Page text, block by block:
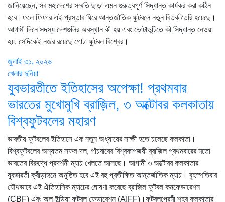
জানিয়েছেন, সব মহাদেশের সম্মতি ছাড়া এমন গুরুত্বপূর্ণ সিদ্ধান্ত কার্যকর করা কঠিন
হবে।ফলে ফিফার এই প্রস্তাব ঘিরে আন্তর্জাতিক ফুটবলে নতুন বিতর্ক তৈরি হয়েছে।
আগামী দিনে সদস্য দেশগুলির অবস্থান কী হয় এবং ভোটাভুটিতে কী সিদ্ধান্ত নেওয়া
হয়, সেদিকেই নজর রয়েছে গোটা ফুটবল বিশ্বের।
জুলাই ৩১, ২০২৬
খেলার দুনিয়া
যুবভারতীতে ইতিহাসের অপেক্ষা! প্রথমবার
ভারতের মুখোমুখি ব্রাজ়িল, ৩ অক্টোবর কলকাতায়
বিশ্বফুটবলের মহারণ
ভারতীয় ফুটবলের ইতিহাসে এক নতুন অধ্যায়ের সাক্ষী হতে চলেছে কলকাতা।
বিশ্বফুটবলের অন্যতম সফল দল, পাঁচবারের বিশ্বকাপজয়ী ব্রাজ়িল প্রথমবারের মতো
ভারতের বিরুদ্ধে প্রদর্শনী ম্যাচ খেলতে আসছে। আগামী ৩ অক্টোবর কলকাতার
যুবভারতী ক্রীড়াঙ্গনে অনুষ্ঠিত হবে এই বহু প্রতীক্ষিত আন্তর্জাতিক ম্যাচ। বৃহস্পতিবার
যৌথভাবে এই ঐতিহাসিক ম্যাচের ঘোষণা করেছে ব্রাজ়িল ফুটবল কনফেডারেশন
(CBF) এবং অল ইন্ডিয়া ফুটবল ফেডারেশন (AIFF)।ফুটবলপ্রেমী শহর কলকাতার